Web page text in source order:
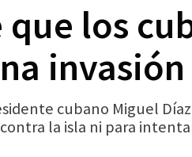
que los
invasión
cubano Miguel
la isla ni para